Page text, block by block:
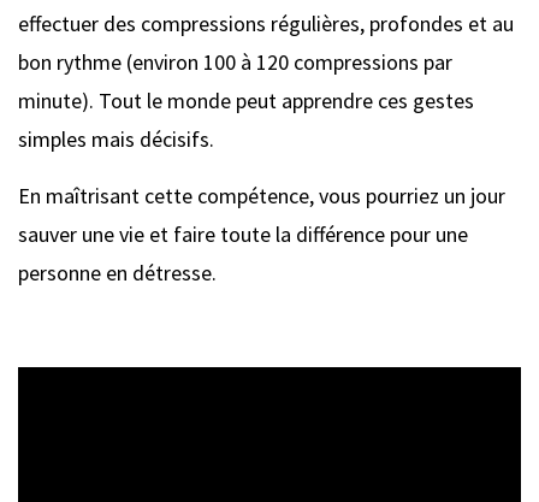
effectuer des compressions régulières, profondes et au
bon rythme (environ 100 à 120 compressions par
minute). Tout le monde peut apprendre ces gestes
simples mais décisifs.
En maîtrisant cette compétence, vous pourriez un jour
sauver une vie et faire toute la différence pour une
personne en détresse.